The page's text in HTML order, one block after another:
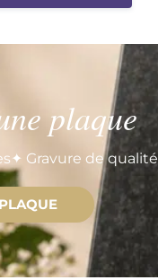
plaque
✦ Gravure de qualité